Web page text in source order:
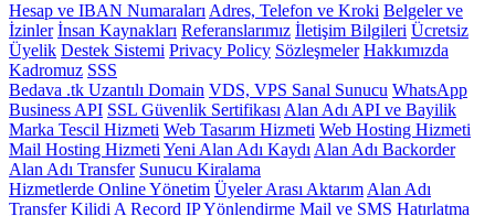
Hesap ve IBAN Numaraları Adres, Telefon ve Kroki Belgeler ve
İzinler İnsan Kaynakları Referanslarımız İletişim Bilgileri Ücretsiz
Üyelik Destek Sistemi Privacy Policy Sözleşmeler Hakkımızda
Kadromuz SSS
Bedava .tk Uzantılı Domain VDS, VPS Sanal Sunucu WhatsApp
Business API SSL Güvenlik Sertifikası Alan Adı API ve Bayilik
Marka Tescil Hizmeti Web Tasarım Hizmeti Web Hosting Hizmeti
Mail Hosting Hizmeti Yeni Alan Adı Kaydı Alan Adı Backorder
Alan Adı Transfer Sunucu Kiralama
Hizmetlerde Online Yönetim Üyeler Arası Aktarım Alan Adı
Transfer Kilidi A Record IP Yönlendirme Mail ve SMS Hatırlatma